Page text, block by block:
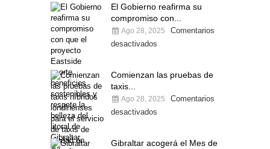
El Gobierno reafirma su
compromiso con...
Ago 28, 2025
Comentarios
desactivados
Comienzan las pruebas de
taxis...
Ago 28, 2025
Comentarios
desactivados
Gibraltar acogerá el Mes de